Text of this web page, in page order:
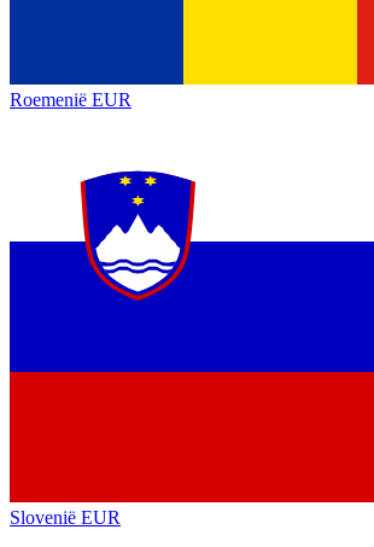
Roemenië EUR
Slovenië EUR